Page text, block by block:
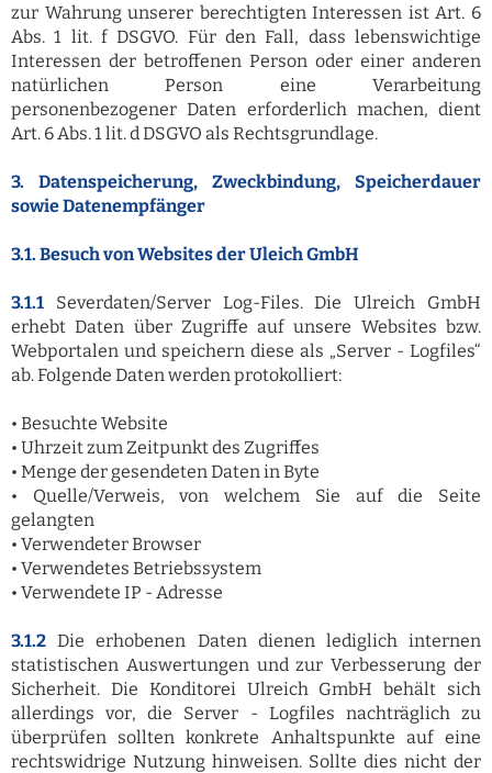
zur Wahrung unserer berechtigten Interessen ist Art. 6
Abs. 1 lit. f DSGVO. Für den Fall, dass lebenswichtige
Interessen der betroffenen Person oder einer anderen
natürlichen Person eine Verarbeitung
personenbezogener Daten erforderlich machen, dient
Art. 6 Abs. 1 lit. d DSGVO als Rechtsgrundlage.
3. Datenspeicherung, Zweckbindung, Speicherdauer
sowie Datenempfänger
3.1. Besuch von Websites der Uleich GmbH
3.1.1
Severdaten/Server Log-Files. Die Ulreich GmbH
erhebt Daten über Zugriffe auf unsere Websites bzw.
Webportalen und speichern diese als „Server - Logfiles“
ab. Folgende Daten werden protokolliert:
• Besuchte Website
• Uhrzeit zum Zeitpunkt des Zugriffes
• Menge der gesendeten Daten in Byte
• Quelle/Verweis, von welchem Sie auf die Seite
gelangten
• Verwendeter Browser
• Verwendetes Betriebssystem
• Verwendete IP - Adresse
3.1.2 Die erhobenen Daten dienen lediglich internen
statistischen Auswertungen und zur Verbesserung der
Sicherheit. Die Konditorei Ulreich GmbH behält sich
allerdings vor, die Server - Logfiles nachträglich zu
überprüfen sollten konkrete Anhaltspunkte auf eine
rechtswidrige Nutzung hinweisen. Sollte dies nicht der